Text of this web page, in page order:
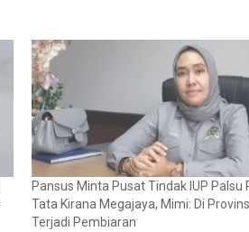
Pansus Minta Pusat Tindak IUP Palsu
Tata Kirana Megajaya, Mimi: Di
Terjadi Pembiaran